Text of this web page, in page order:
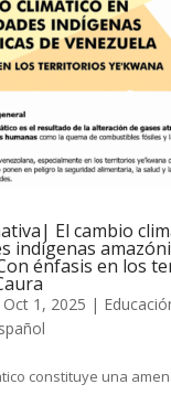
El cambio
indígenas
énfasis en los
Oct 1, 2025 |
constituye una